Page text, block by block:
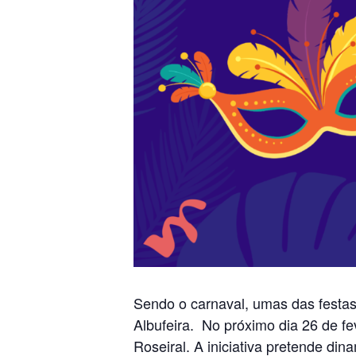
Sendo o carnaval, umas das
Albufeira. No próximo dia 26 de
Roseiral. A iniciativa pretende